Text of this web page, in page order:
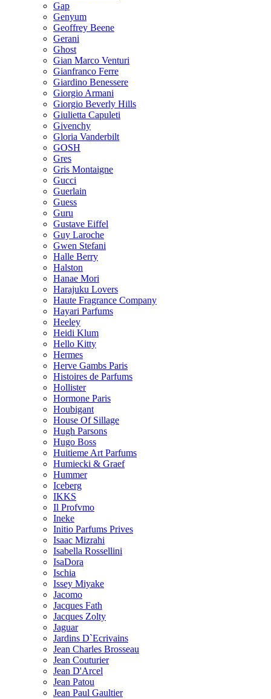
Gap
Genyum
Geoffrey Beene
Gerani
Ghost
Gian Marco Venturi
Gianfranco Ferre
Giardino Benessere
Giorgio Armani
Giorgio Beverly Hills
Giulietta Capuleti
Givenchy
Gloria Vanderbilt
GOSH
Gres
Gris Montaigne
Gucci
Guerlain
Guess
Guru
Gustave Eiffel
Guy Laroche
Gwen Stefani
Halle Berry
Halston
Hanae Mori
Harajuku Lovers
Haute Fragrance Company
Hayari Parfums
Heeley
Heidi Klum
Hello Kitty
Hermes
Herve Gambs Paris
Histoires de Parfums
Hollister
Hormone Paris
Houbigant
House Of Sillage
Hugh Parsons
Hugo Boss
Huitieme Art Parfums
Humiecki & Graef
Hummer
Iceberg
IKKS
Il Profvmo
Ineke
Initio Parfums Prives
Isaac Mizrahi
Isabella Rossellini
IsaDora
Ischia
Issey Miyake
Jacomo
Jacques Fath
Jacques Zolty
Jaguar
Jardins D`Ecrivains
Jean Charles Brosseau
Jean Couturier
Jean D'Arcel
Jean Patou
Jean Paul Gaultier